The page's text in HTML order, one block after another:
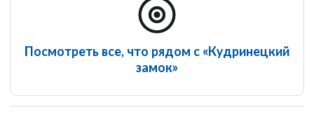
Посмотреть все, что рядом с «Кудринецкий
замок»